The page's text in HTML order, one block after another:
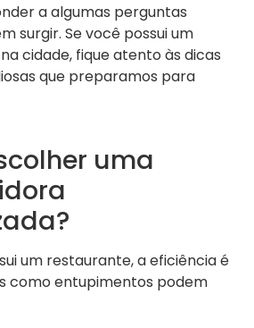
a algumas perguntas
surgir. Se você possui um
cidade, fique atento às dicas
que preparamos para
uma
um restaurante, a eficiência é
como entupimentos podem